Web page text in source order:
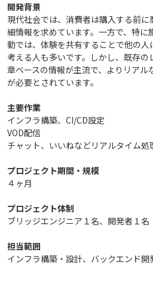
開発背景
現代社会では、消費者は購入する前
細情報を求めています。一方で、特に
動では、体験を共有することで他の
考える人も多いです。しかし、既存の
章ベースの情報が主流で、よりリア
が必要とされています。
主要作業
インフラ構築、CI/CD設定
VOD配信
チャット、いいねなどリアルタイム処
プロジェクト期間・規模
４ヶ月
プロジェクト体制
ブリッジエンジニア１名、開発者１名
担当範囲
インフラ構築・設計、バックエンド開